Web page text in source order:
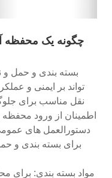
چگونه یک محفظه
بسته بندی و حمل
تواند بر ایمنی و
نقل مناسب برای
اطمینان از ورود
برای بسته بندی و